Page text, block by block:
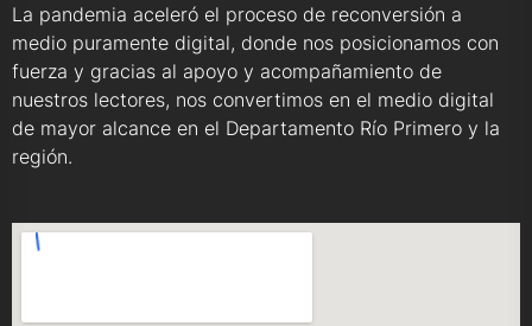
La pandemia aceleró el proceso de reconversión a
medio puramente digital, donde nos posicionamos con
fuerza y gracias al apoyo y acompañamiento de
nuestros lectores, nos convertimos en el medio digital
de mayor alcance en el Departamento Río Primero y la
región.